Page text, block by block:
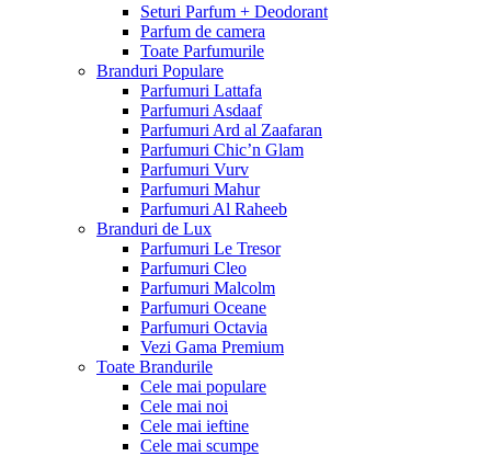
Seturi Parfum + Deodorant
Parfum de camera
Toate Parfumurile
Branduri Populare
Parfumuri Lattafa
Parfumuri Asdaaf
Parfumuri Ard al Zaafaran
Parfumuri Chic’n Glam
Parfumuri Vurv
Parfumuri Mahur
Parfumuri Al Raheeb
Branduri de Lux
Parfumuri Le Tresor
Parfumuri Cleo
Parfumuri Malcolm
Parfumuri Oceane
Parfumuri Octavia
Vezi Gama Premium
Toate Brandurile
Cele mai populare
Cele mai noi
Cele mai ieftine
Cele mai scumpe